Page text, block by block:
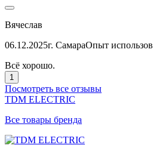
Вячеслав
06.12.2025г. СамараОпыт
Всё хорошо.
1
Посмотреть все отзывы
TDM ELECTRIC
Все товары бренда